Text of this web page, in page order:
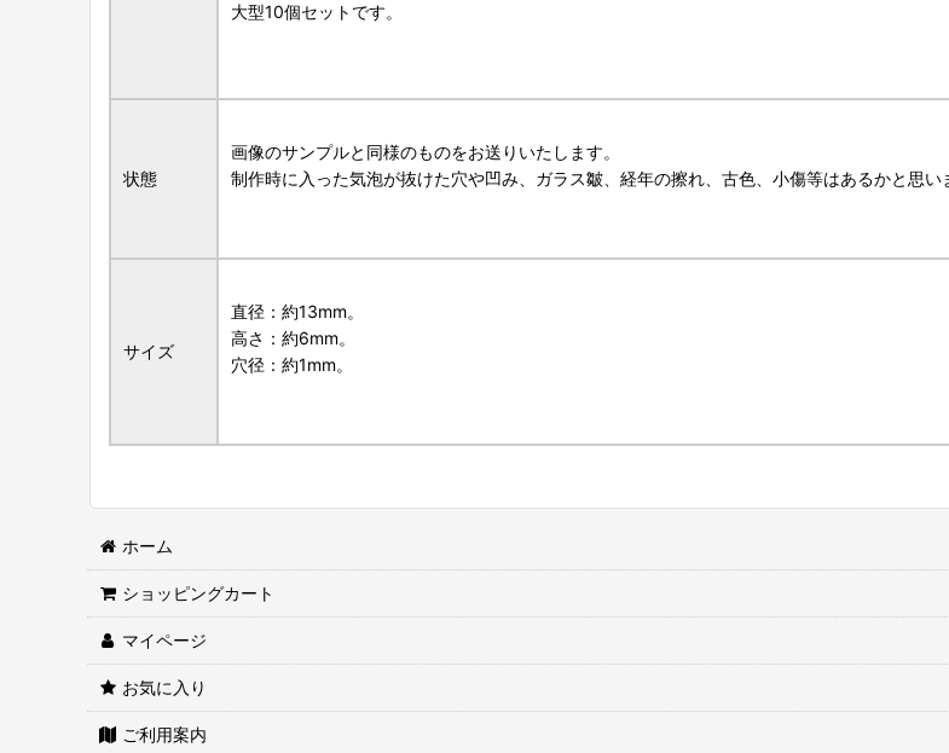
大型10個セットです。
状態
画像のサンプルと同様のものをお送りいたします。
制作時に入った気泡が抜けた穴や凹み、ガラス皺、経年の擦れ、古色、小傷等はあるかと思い
サイズ
直径：約13mm。
高さ：約6mm。
穴径：約1mm。
ホーム
ショッピングカート
マイページ
お気に入り
ご利用案内